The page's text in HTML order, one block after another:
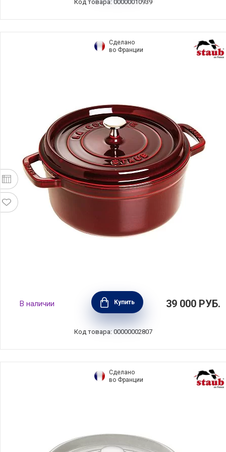
Код товара: 00000010939
Сделано
во Франции
Кокот круглый чугунный 2,6 л цвет
гранатовый, диаметр 22 см, Staub, Франция,
1102287
В наличии Купить 39 000 РУБ.
Код товара: 00000002807
Сделано
во Франции